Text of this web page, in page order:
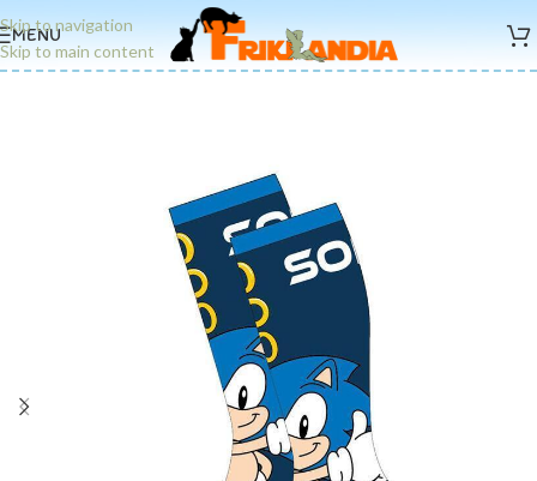
Skip to navigation
Skip to main content
MENU